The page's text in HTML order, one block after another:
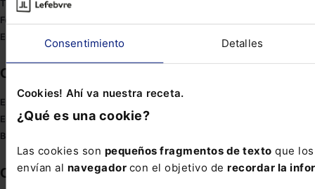
Consentimiento Detalles
Cookies! Ahí va nuestra receta.
¿Qué es una cookie?
Las cookies son pequeños fragmentos de texto que
envían al navegador con el objetivo de recordar la
Tienda online
Formación
Empleos
Otras webs de Lefebvre
Espacioasesoria.com
Espaciopymes.com
Blog de Actualidad
Contacto